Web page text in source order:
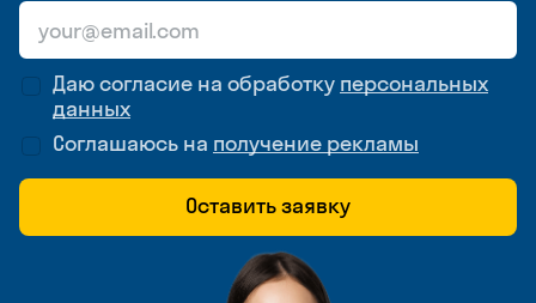
Даю согласие на обработку персональных
данных
Соглашаюсь на получение рекламы
Оставить заявку